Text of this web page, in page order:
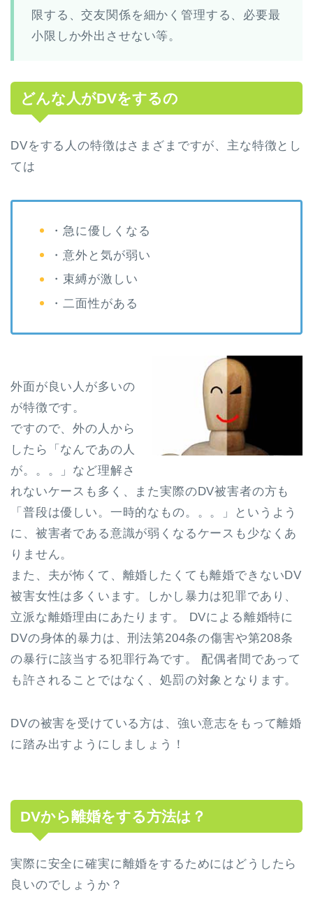
限する、交友関係を細かく管理する、必要最
小限しか外出させない等。
どんな人がDVをするの
DVをする人の特徴はさまざまですが、主な特徴とし
ては
・急に優しくなる
・意外と気が弱い
・束縛が激しい
・二面性がある
外面が良い人が多いの
が特徴です。
ですので、外の人から
したら「なんであの人
が。。。」など理解さ
れないケースも多く、また実際のDV被害者の方も
「普段は優しい。一時的なもの。。。」というよう
に、被害者である意識が弱くなるケースも少なくあ
りません。
また、夫が怖くて、離婚したくても離婚できないDV
被害女性は多くいます。しかし暴力は犯罪であり、
立派な離婚理由にあたります。 DVによる離婚特に
DVの身体的暴力は、刑法第204条の傷害や第208条
の暴行に該当する犯罪行為です。 配偶者間であって
も許されることではなく、処罰の対象となります。
DVの被害を受けている方は、強い意志をもって離婚
に踏み出すようにしましょう！
DVから離婚をする方法は？
実際に安全に確実に離婚をするためにはどうしたら
良いのでしょうか？